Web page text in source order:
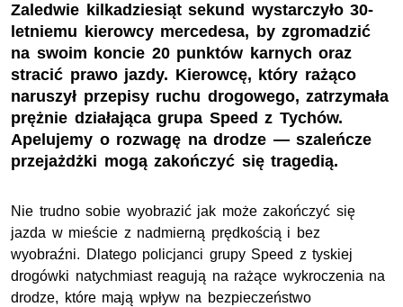
Zaledwie kilkadziesiąt sekund wystarczyło 30-
letniemu kierowcy mercedesa, by zgromadzić
na swoim koncie 20 punktów karnych oraz
stracić prawo jazdy. Kierowcę, który rażąco
naruszył przepisy ruchu drogowego, zatrzymała
prężnie działająca grupa Speed z Tychów.
Apelujemy o rozwagę na drodze — szaleńcze
przejażdżki mogą zakończyć się tragedią.
Nie trudno sobie wyobrazić jak może zakończyć się
jazda w mieście z nadmierną prędkością i bez
wyobraźni. Dlatego policjanci grupy Speed z tyskiej
drogówki natychmiast reagują na rażące wykroczenia na
drodze, które mają wpływ na bezpieczeństwo